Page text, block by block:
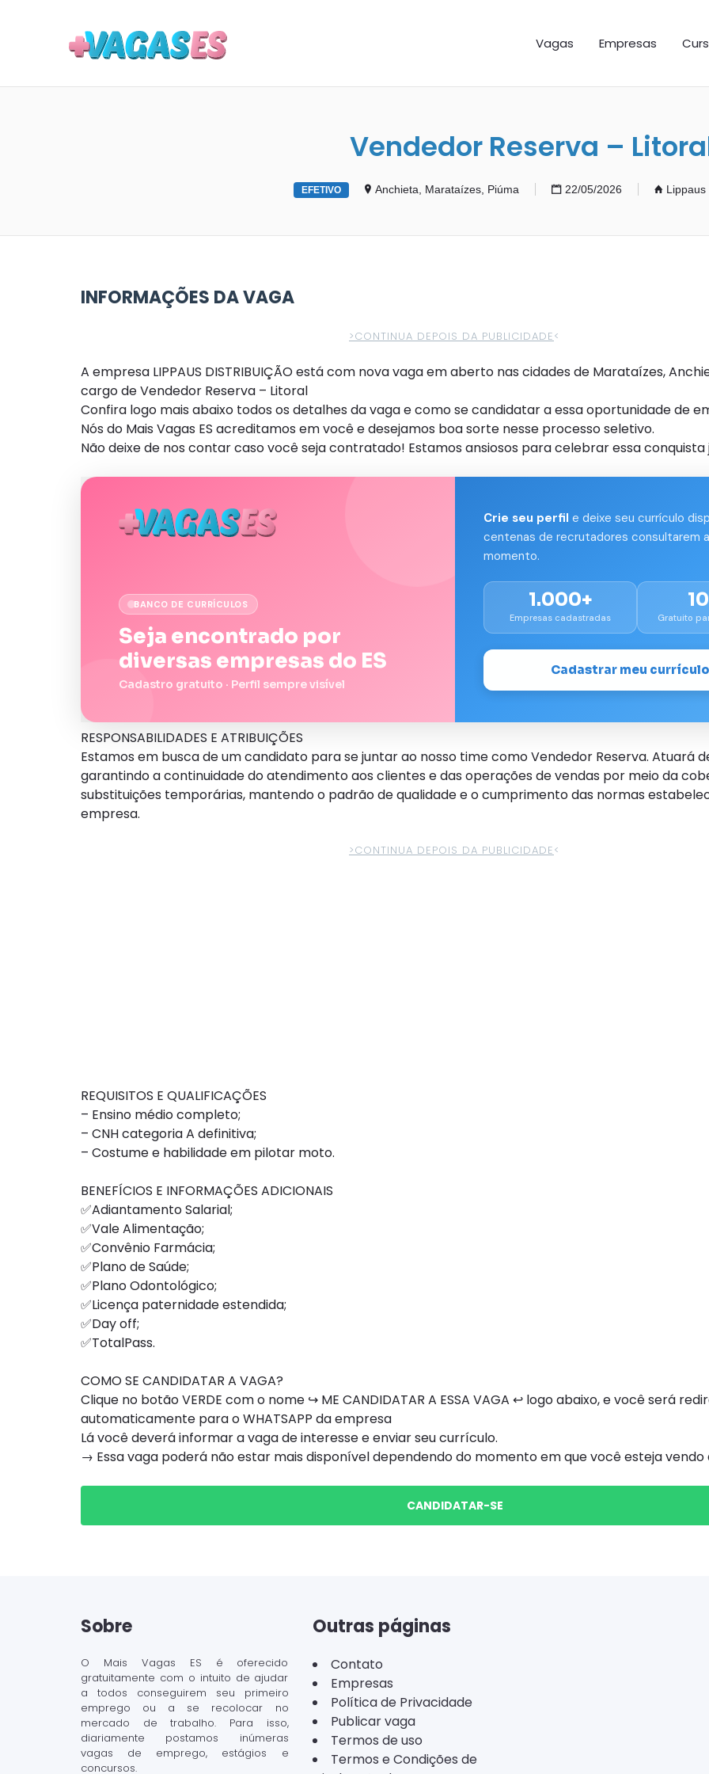
Vagas Empresas
Vendedor Reserva –
EFETIVO Anchieta, Marataízes, Piúma 22/05/2026 Lippaus
INFORMAÇÕES DA VAGA
>CONTINUA DEPOIS DA PUBLICIDADE<
A empresa LIPPAUS DISTRIBUIÇÃO está com nova vaga em aberto nas cidades de Marataízes,
cargo de Vendedor Reserva – Litoral
Confira logo mais abaixo todos os detalhes da vaga e como se candidatar a essa oportunidade de
Nós do Mais Vagas ES acreditamos em você e desejamos boa sorte nesse processo seletivo.
Não deixe de nos contar caso você seja contratado! Estamos ansiosos para celebrar essa conquista
BANCO DE CURRÍCULOS
Seja encontrado por
diversas empresas do ES
Cadastro gratuito · Perfil sempre visível
Crie seu perfil e deixe seu currículo
centenas de recrutadores consultarem
momento.
1.000+
Empresas cadastradas Gratuito
Cadastrar meu currículo
RESPONSABILIDADES E ATRIBUIÇÕES
Estamos em busca de um candidato para se juntar ao nosso time como Vendedor Reserva. Atuará
garantindo a continuidade do atendimento aos clientes e das operações de vendas por meio da
substituições temporárias, mantendo o padrão de qualidade e o cumprimento das normas
empresa.
>CONTINUA DEPOIS DA PUBLICIDADE<
REQUISITOS E QUALIFICAÇÕES
– Ensino médio completo;
– CNH categoria A definitiva;
– Costume e habilidade em pilotar moto.
BENEFÍCIOS E INFORMAÇÕES ADICIONAIS
✅Adiantamento Salarial;
✅Vale Alimentação;
✅Convênio Farmácia;
✅Plano de Saúde;
✅Plano Odontológico;
✅Licença paternidade estendida;
✅Day off;
✅TotalPass.
COMO SE CANDIDATAR A VAGA?
Clique no botão VERDE com o nome ↪ ME CANDIDATAR A ESSA VAGA ↩ logo abaixo, e você será
automaticamente para o WHATSAPP da empresa
Lá você deverá informar a vaga de interesse e enviar seu currículo.
→ Essa vaga poderá não estar mais disponível dependendo do momento em que você esteja vendo
CANDIDATAR-SE
Sobre
O Mais Vagas ES é oferecido
gratuitamente com o intuito de ajudar
a todos conseguirem seu primeiro
emprego ou a se recolocar no
mercado de trabalho. Para isso,
diariamente postamos inúmeras
vagas de emprego, estágios e
concursos.
Outras páginas
Contato
Empresas
Política de Privacidade
Publicar vaga
Termos de uso
Termos e Condições de